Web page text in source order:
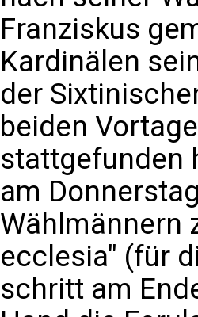
Franziskus
Kardinälen
der
beiden
stattgefunden
am
Wählmännern
ecclesia" (für
schritt am